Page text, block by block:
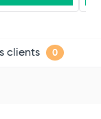
clients 0